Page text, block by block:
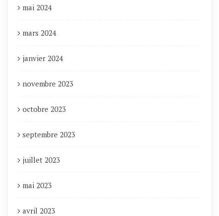
mai 2024
mars 2024
janvier 2024
novembre 2023
octobre 2023
septembre 2023
juillet 2023
mai 2023
avril 2023